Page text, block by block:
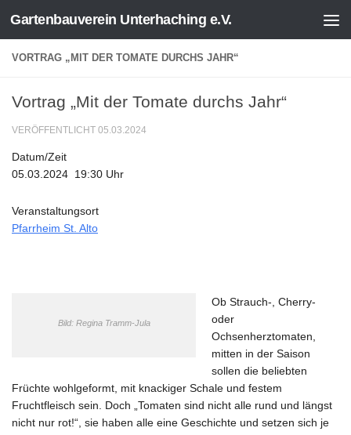
Zum Inhalt springen
Gartenbauverein Unterhaching e.V.
VORTRAG „MIT DER TOMATE DURCHS JAHR“
Vortrag „Mit der Tomate durchs Jahr“
VERÖFFENTLICHT 05.03.2024
Datum/Zeit
05.03.2024 19:30 Uhr
Veranstaltungsort
Pfarrheim St. Alto
Bild: Regina Tramm-Jula
Ob Strauch-, Cherry-
oder
Ochsenherztomaten,
mitten in der Saison
sollen die beliebten
Früchte wohlgeformt, mit knackiger Schale und festem
Fruchtfleisch sein. Doch „Tomaten sind nicht alle rund und längst
nicht nur rot!“, sie haben alle eine Geschichte und setzen sich je